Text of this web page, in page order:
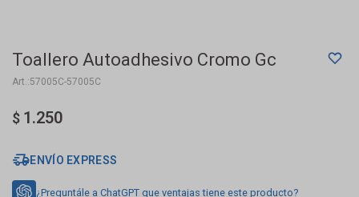
Toallero Autoadhesivo Cromo Gc
57005C-57005C
$ 1.250
ENVÍO EXPRESS
¿Preguntále a ChatGPT que ventajas tiene este producto?